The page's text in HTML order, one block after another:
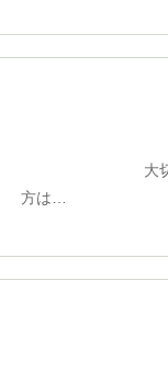
大切な
方は…